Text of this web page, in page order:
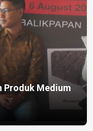
Produk Medium